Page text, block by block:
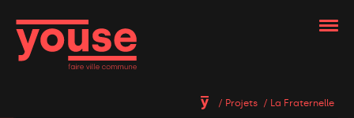
Projets La Fraternelle